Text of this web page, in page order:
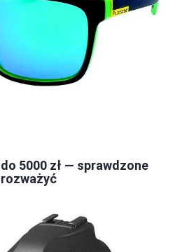
5000 zł — sprawdzone